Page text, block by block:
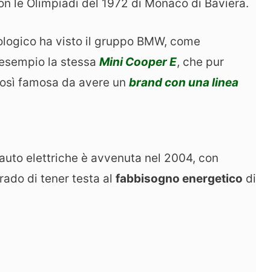
le Olimpiadi del 1972 di Monaco di Baviera.
ha visto il gruppo BMW, come
la stessa Mini Cooper E, che pur
famosa da avere un brand con una linea
elettriche è avvenuta nel 2004, con
di tener testa al fabbisogno energetico di